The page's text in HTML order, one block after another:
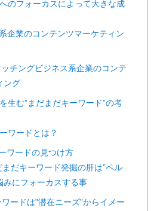
のフォーカスによって大きな成
企業のコンテンツマーケティン
ッチングビジネス系企業のコンテ
ング
生む”まだまだキーワード”の考
ワードとは？
ワードの見つけ方
だキーワード発掘の肝は”ペル
みにフォーカスする事
ードは”潜在ニーズ”からイメー